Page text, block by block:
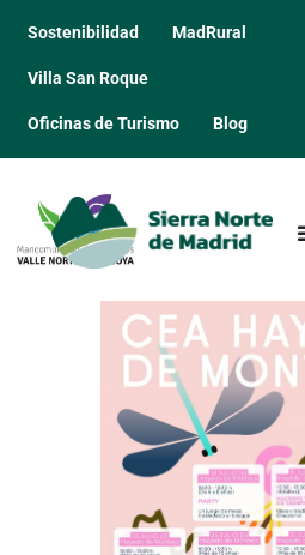
Sostenibilidad MadRural
Villa San Roque
Oficinas de Turismo Blog